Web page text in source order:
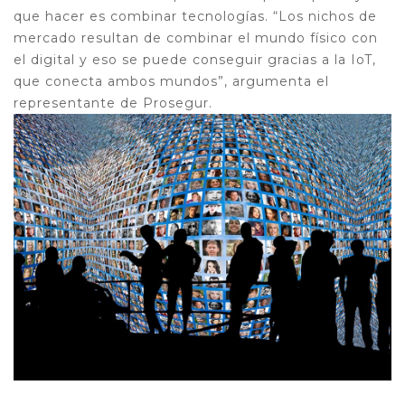
que hacer es combinar tecnologías. “Los nichos de
mercado resultan de combinar el mundo físico con
el digital y eso se puede conseguir gracias a la IoT,
que conecta ambos mundos”, argumenta el
representante de Prosegur.